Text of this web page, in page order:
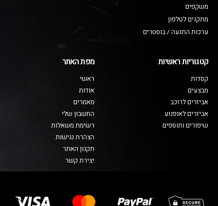
משקפים
מתקנים לטלפון
ערכות התנעה / בוסטרים
קטגוריות ראשיות
קסדות
מבצעים
אביזרים לרוכב
אביזרים לאופנוע
שיפורים ותוספים
מפת האתר
ראשי
אודות
מאמרים
החשבון שלי
רשימת משאלות
הצהרת נגישות
תקנון האתר
יצירת קשר